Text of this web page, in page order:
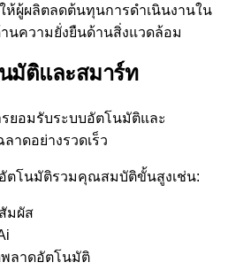
ห้ผู้ผลิตลดต้นทุนการดำเนินงานใน
ความยั่งยืนด้านสิ่งแวดล้อม
มัติและสมาร์ท
ยอมรับระบบอัตโนมัติและ
าดอย่างรวดเร็ว
ตโนมัติรวมคุณสมบัติขั้นสูงเช่น:
มผัส
ลาดอัตโนมัติ